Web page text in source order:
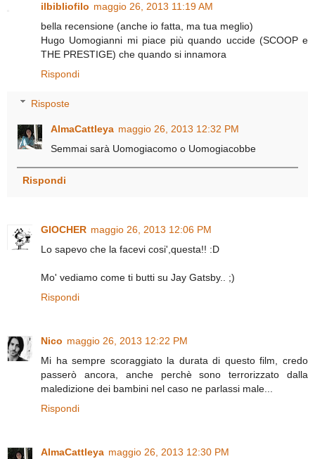
ilbibliofilo maggio 26, 2013 11:19 AM
bella recensione (anche io fatta, ma tua meglio)
Hugo Uomogianni mi piace più quando uccide (SCOOP e
THE PRESTIGE) che quando si innamora
Rispondi
Risposte
AlmaCattleya maggio 26, 2013 12:32 PM
Semmai sarà Uomogiacomo o Uomogiacobbe
Rispondi
GIOCHER maggio 26, 2013 12:06 PM
Lo sapevo che la facevi cosi',questa!! :D
Mo' vediamo come ti butti su Jay Gatsby.. ;)
Rispondi
Nico maggio 26, 2013 12:22 PM
Mi ha sempre scoraggiato la durata di questo film, credo
passerò ancora, anche perchè sono terrorizzato dalla
maledizione dei bambini nel caso ne parlassi male...
Rispondi
AlmaCattleya maggio 26, 2013 12:30 PM